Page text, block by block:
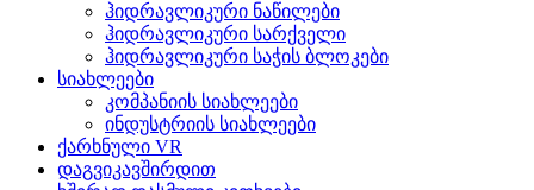
ჰიდრავლიკური ნაწილები
ჰიდრავლიკური სარქველი
ჰიდრავლიკური საჭის ბლოკები
სიახლეები
კომპანიის სიახლეები
ინდუსტრიის სიახლეები
ქარხნული VR
დაგვიკავშირდით